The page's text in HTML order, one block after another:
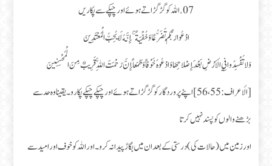
07.اللہ کو گڑگڑاتے ہوئے اور چپکے سے پکاریں
ادْعُوا رَبَّكُمْ تَضَرُّعًا وَخُفْيَةً ۚ إِنَّهُ لَا يُحِبُّ الْمُعْتَدِينَ
وَلا تُفْسِدُوا فِي الأَرْضِ بَعْدَ إِصْلاحِهَا وَادْعُوهُ خَوْفاً وَطَمَعاً إِنَّ رَحْمَتَ اللَّهِ قَرِيبٌ مِنَ الْمُحْسِنِينَ
[الأعراف: 55، 56] اپنے پروردگار کو گڑگڑاتے ہوئے اور چپکے چپکے پکارو۔ یقینا وہ حد سے
بڑھنے والوں کو پسند نہیں کرتا
اور زمین میں (حالات کی) درستی کے بعد ان میں بگاڑ پیدا نہ کرو۔ اور اللہ کو خوف اور امید سے